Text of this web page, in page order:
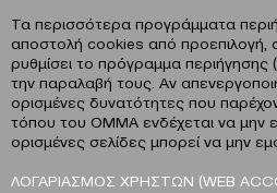
Τα περισσότερα προγράμματα
αποστολή cookies από προεπιλογή,
ρυθμίσει το πρόγραμμα περιήγησης
την παραλαβή τους. Αν
ορισμένες δυνατότητες που
τόπου του ΟΜΜΑ ενδέχεται να μην
ορισμένες σελίδες μπορεί να μην
ΛΟΓΑΡΙΑΣΜΟΣ ΧΡΗΣΤΩΝ (WEB